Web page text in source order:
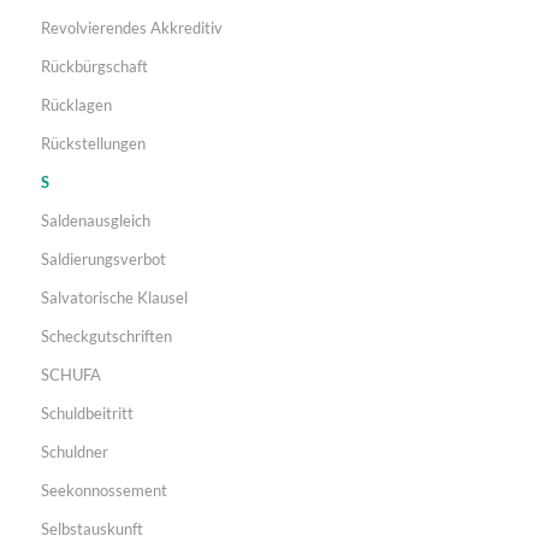
Revolvierendes Akkreditiv
Rückbürgschaft
Rücklagen
Rückstellungen
S
Saldenausgleich
Saldierungsverbot
Salvatorische Klausel
Scheckgutschriften
SCHUFA
Schuldbeitritt
Schuldner
Seekonnossement
Selbstauskunft